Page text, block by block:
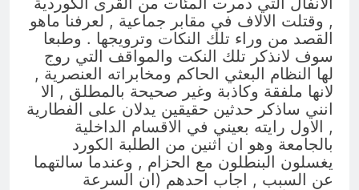
, وقتلت الالاف في مقابر جماعية , لعرفنا ماهو
القصد من وراء تلك النكات وترويجها . وطبعا
سوف لانذكر تلك النكت والمواقف التي روج
لها النظام البعثي الحاكم ومخابراته العنصرية ,
لانها ملفقة وكاذبة وغير صحيحة بالمطلق , الا
انني ساذكر حدثين حقيقين يدلان على الفطارية
, الاول رايته بعيني في الاقسام الداخلية
بالجامعة وهو ان اثنين من الطلبة الكورد
يغسلون البنطلون مع الحزام , وعندما سالتهما
عن السبب , اجاب احدهم (ان السرعة